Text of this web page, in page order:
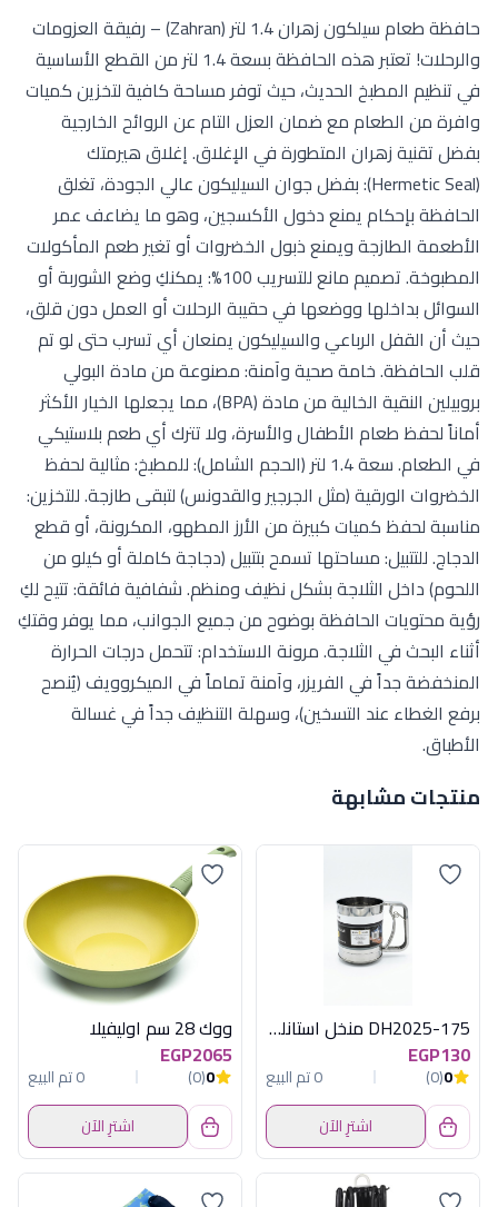
حافظة طعام سيلكون زهران 1.4 لتر (Zahran) – رفيقة العزومات
والرحلات! تعتبر هذه الحافظة بسعة 1.4 لتر من القطع الأساسية
في تنظيم المطبخ الحديث، حيث توفر مساحة كافية لتخزين كميات
وافرة من الطعام مع ضمان العزل التام عن الروائح الخارجية
بفضل تقنية زهران المتطورة في الإغلاق. إغلاق هيرمتك
(Hermetic Seal): بفضل جوان السيليكون عالي الجودة، تغلق
الحافظة بإحكام يمنع دخول الأكسجين، وهو ما يضاعف عمر
الأطعمة الطازجة ويمنع ذبول الخضروات أو تغير طعم المأكولات
المطبوخة. تصميم مانع للتسريب 100%: يمكنكِ وضع الشوربة أو
السوائل بداخلها ووضعها في حقيبة الرحلات أو العمل دون قلق،
حيث أن القفل الرباعي والسيليكون يمنعان أي تسرب حتى لو تم
قلب الحافظة. خامة صحية وآمنة: مصنوعة من مادة البولي
بروبيلين النقية الخالية من مادة (BPA)، مما يجعلها الخيار الأكثر
أماناً لحفظ طعام الأطفال والأسرة، ولا تترك أي طعم بلاستيكي
في الطعام. سعة 1.4 لتر (الحجم الشامل): للمطبخ: مثالية لحفظ
الخضروات الورقية (مثل الجرجير والقدونس) لتبقى طازجة. للتخزين:
مناسبة لحفظ كميات كبيرة من الأرز المطهو، المكرونة، أو قطع
الدجاج. للتتبيل: مساحتها تسمح بتتبيل (دجاجة كاملة أو كيلو من
اللحوم) داخل الثلاجة بشكل نظيف ومنظم. شفافية فائقة: تتيح لكِ
رؤية محتويات الحافظة بوضوح من جميع الجوانب، مما يوفر وقتكِ
أثناء البحث في الثلاجة. مرونة الاستخدام: تتحمل درجات الحرارة
المنخفضة جداً في الفريزر، وآمنة تماماً في الميكروويف (يُنصح
برفع الغطاء عند التسخين)، وسهلة التنظيف جداً في غسالة
الأطباق.
منتجات مشابهة
DH2025-175 منخل استانلس وسط ديفا
EGP130
0
(0)
0 تم البيع
اشترِ الآن
ووك 28 سم اوليفيلا
EGP2065
0
(0)
0 تم البيع
اشترِ الآن